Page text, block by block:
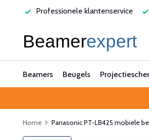
Originele kwaliteitsproducten
Beamers Beugels
Home Panasonic PT-LB425 mobiele